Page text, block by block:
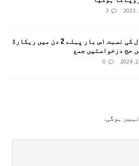
3
گزشتہ سال کی نسبت اس بار پہلے 2 دن میں ریکارڈ
حج درخواستیں جمع
0
ہوگی.